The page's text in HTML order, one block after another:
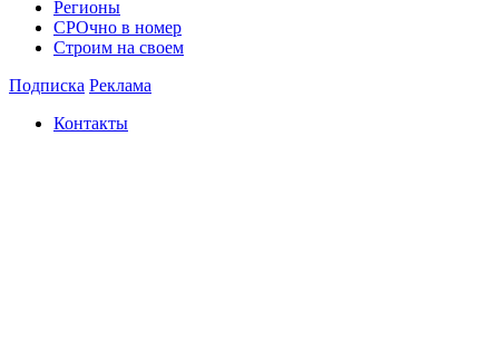
Регионы
СРОчно в номер
Строим на своем
Подписка Реклама
Контакты